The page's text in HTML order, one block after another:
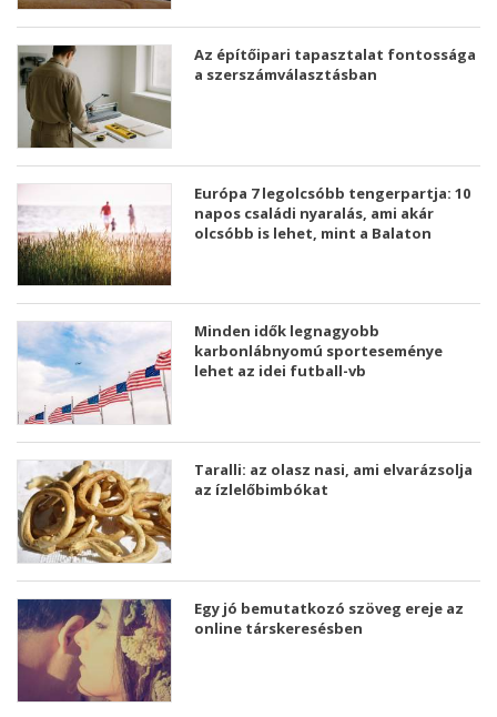
Az építőipari tapasztalat fontossága
a szerszámválasztásban
Európa 7 legolcsóbb tengerpartja: 10
napos családi nyaralás, ami akár
olcsóbb is lehet, mint a Balaton
Minden idők legnagyobb
karbonlábnyomú sporteseménye
lehet az idei futball-vb
Taralli: az olasz nasi, ami elvarázsolja
az ízlelőbimbókat
Egy jó bemutatkozó szöveg ereje az
online társkeresésben